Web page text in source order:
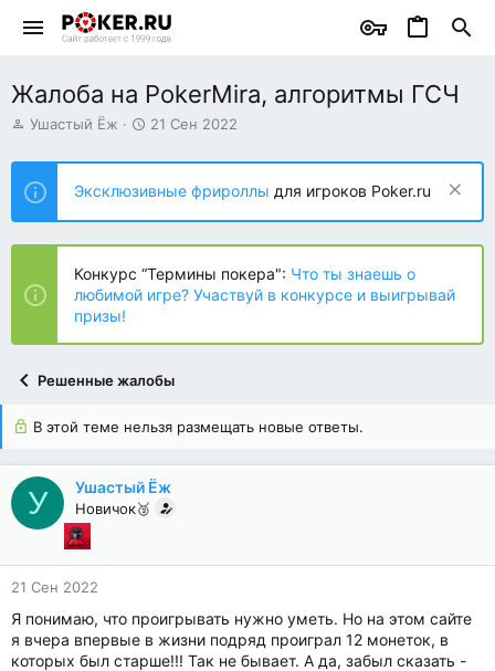
Жалоба на PokerMira, алгоритмы ГСЧ
А
т
о
р
т
е
ы
Ушастый Ёж
Д
т
н
а
ч
л
а
21 Сен 2022
Эксклюзивные фрироллы для игроков Poker.ru
Конкурс “Термины покера": Что ты знаешь о
любимой игре? Участвуй в конкурсе и выигрывай
призы!
Решенные жалобы
В этой теме нельзя размещать новые ответы.
У Ушастый Ёж
Новичок🥉
21 Сен 2022
Я понимаю, что проигрывать нужно уметь. Но на этом сайте
я вчера впервые в жизни подряд проиграл 12 монеток, в
которых был старше!!! Так не бывает. А да, забыл сказать -